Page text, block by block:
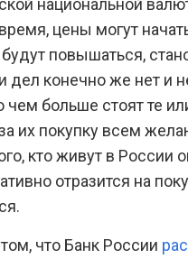
национальной
цены могут
повышаться,
дел конечно же нет и
чем больше стоят те
их покупку всем
кто живут в России
отразится на
что Банк России